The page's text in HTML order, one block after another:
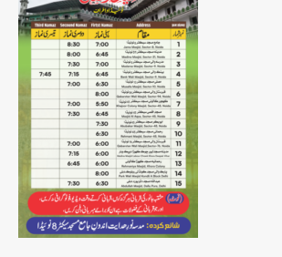
3
यूपीआई शुल्क को लेकर भ्रम
ग्राहकों पर कोई शुल्क नहीं :
Team JHJ
5
‘Protesting is not
national: मोहन भागवत
दिया भरपूर समर्थन, कहा- ये
पीढ़ी है, तार्किक जवाब चाहती
Avinash Kumar